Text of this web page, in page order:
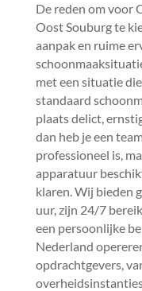
De reden om voor
Oost Souburg te
aanpak en ruime
met een situatie
standaard
plaats delict,
dan heb je een
professioneel is,
apparatuur
klaren.​ Wij bieden
uur, zijn 24/7
een persoonlijke
Nederland
opdrachtgevers,